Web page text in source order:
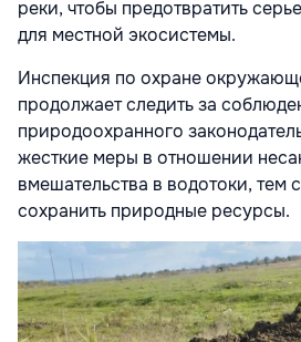
реки, чтобы предотвратить
для местной экосистемы.
Инспекция по охране
продолжает следить за
природоохранного
жесткие меры в отношении
вмешательства в водотоки, тем
сохранить природные ресурсы.